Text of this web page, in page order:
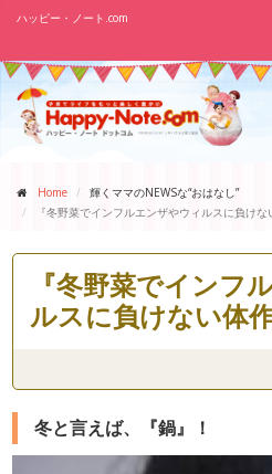
ハッピー・ノート.com
Home
輝くママのNEWSな“おはなし”
『冬野菜でインフルエンザやウィルスに負け
『冬野菜でインフ
ルスに負けない体
冬と言えば、『鍋』！